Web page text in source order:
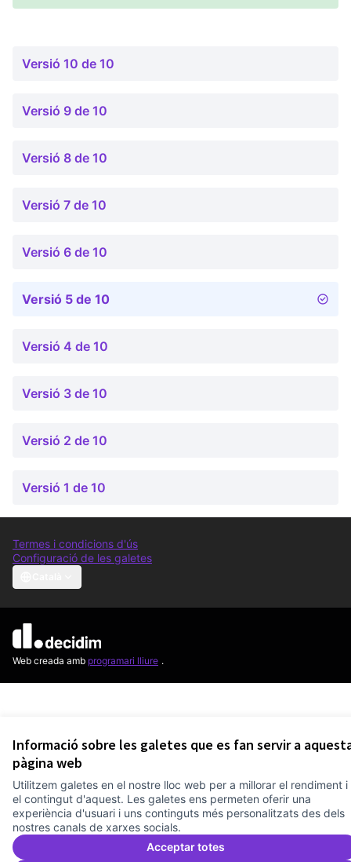
Informació sobre les galetes que es fan servir a
pàgina web
Utilitzem galetes en el nostre lloc web per a millorar el rendiment i
el contingut d'aquest. Les galetes ens permeten oferir una
experiència d'usuari i uns continguts més personalitzats des dels
nostres canals de xarxes socials.
Acceptar totes
Versió 10 de 10
Versió 9 de 10
Versió 8 de 10
Versió 7 de 10
Versió 6 de 10
Versió 5 de 10
Versió 4 de 10
Versió 3 de 10
Versió 2 de 10
Versió 1 de 10
Termes i condicions d'ús
Configuració de les galetes
Comunitat Canòdrom a Facebook
(Link externo)
Comunitat Canòdrom a Instagram
(Link externo)
Comunitat Canòdrom a YouTube
(Link externo)
(Link externo)
Web creada amb programari lliure .